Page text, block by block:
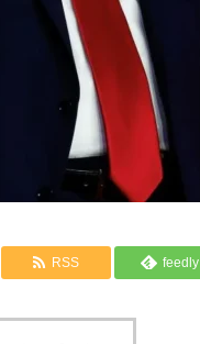
RSS feedly